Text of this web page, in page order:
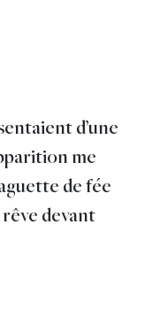
d’une
me
de fée
devant